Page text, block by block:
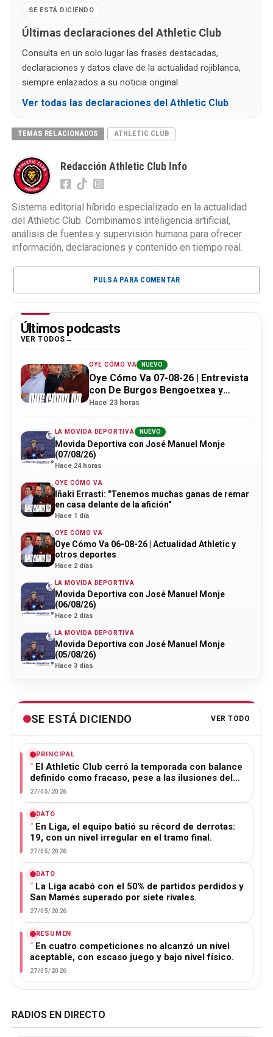
SE ESTÁ DICIENDO
Últimas declaraciones del Athletic Club
Consulta en un solo lugar las frases destacadas,
declaraciones y datos clave de la actualidad rojiblanca,
siempre enlazados a su noticia original.
Ver todas las declaraciones del Athletic Club
TEMAS RELACIONADOS ATHLETIC CLUB
Redacción Athletic Club Info
Sistema editorial híbrido especializado en la actualidad
del Athletic Club. Combinamos inteligencia artificial,
análisis de fuentes y supervisión humana para ofrecer
información, declaraciones y contenido en tiempo real.
PULSA PARA COMENTAR
Últimos podcasts
VER TODOS
OYE CÓMO VA NUEVO
Oye Cómo Va 07-08-26 | Entrevista
con De Burgos Bengoetxea y
actualidad Athletic
Hace 23 horas
LA MOVIDA DEPORTIVA NUEVO
Movida Deportiva con José Manuel Monje
(07/08/26)
Hace 24 horas
OYE CÓMO VA
Iñaki Errasti: "Tenemos muchas ganas de remar
en casa delante de la afición"
Hace 1 día
OYE CÓMO VA
Oye Cómo Va 06-08-26 | Actualidad Athletic y
otros deportes
Hace 2 días
LA MOVIDA DEPORTIVA
Movida Deportiva con José Manuel Monje
(06/08/26)
Hace 2 días
LA MOVIDA DEPORTIVA
Movida Deportiva con José Manuel Monje
(05/08/26)
Hace 3 días
SE ESTÁ DICIENDO VER TODO
PRINCIPAL
El Athletic Club cerró la temporada con balance
definido como fracaso, pese a las ilusiones del…
27/05/2026
DATO
En Liga, el equipo batió su récord de derrotas:
19, con un nivel irregular en el tramo final.
27/05/2026
DATO
La Liga acabó con el 50% de partidos perdidos y
San Mamés superado por siete rivales.
27/05/2026
RESUMEN
En cuatro competiciones no alcanzó un nivel
aceptable, con escaso juego y bajo nivel físico.
27/05/2026
RADIOS EN DIRECTO